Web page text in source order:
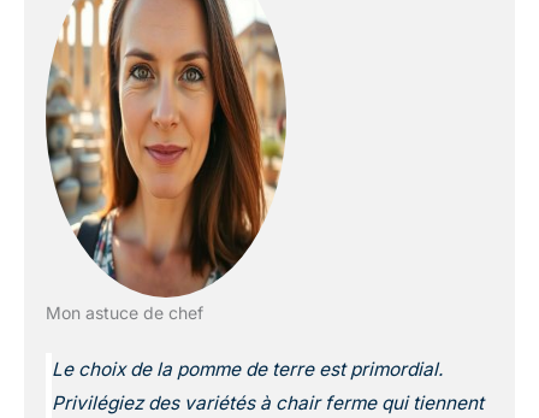
Mon astuce de chef
Le choix de la pomme de terre est primordial.
Privilégiez des variétés à chair ferme qui tiennent